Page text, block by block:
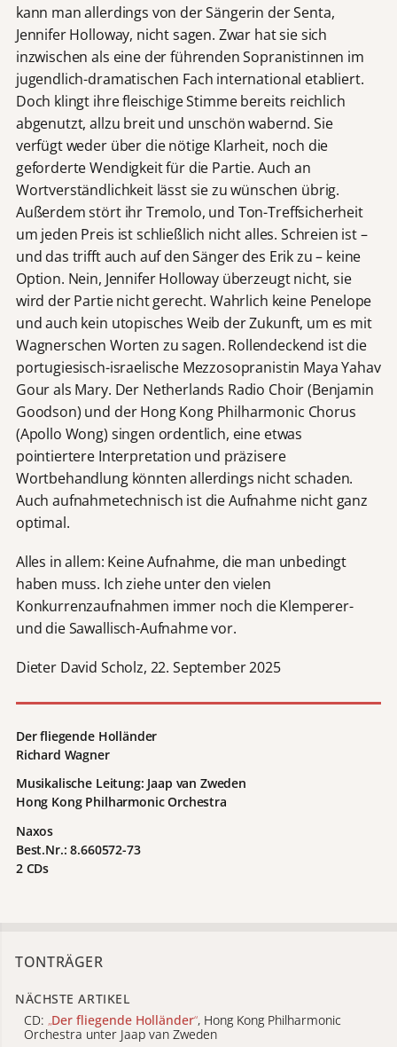
kann man allerdings von der Sängerin der Senta,
Jennifer Holloway, nicht sagen. Zwar hat sie sich
inzwischen als eine der führenden Sopranistinnen im
jugendlich-dramatischen Fach international etabliert.
Doch klingt ihre fleischige Stimme bereits reichlich
abgenutzt, allzu breit und unschön wabernd. Sie
verfügt weder über die nötige Klarheit, noch die
geforderte Wendigkeit für die Partie. Auch an
Wortverständlichkeit lässt sie zu wünschen übrig.
Außerdem stört ihr Tremolo, und Ton-Treffsicherheit
um jeden Preis ist schließlich nicht alles. Schreien ist –
und das trifft auch auf den Sänger des Erik zu – keine
Option. Nein, Jennifer Holloway überzeugt nicht, sie
wird der Partie nicht gerecht. Wahrlich keine Penelope
und auch kein utopisches Weib der Zukunft, um es mit
Wagnerschen Worten zu sagen. Rollendeckend ist die
portugiesisch-israelische Mezzosopranistin Maya Yahav
Gour als Mary. Der Netherlands Radio Choir (Benjamin
Goodson) und der Hong Kong Philharmonic Chorus
(Apollo Wong) singen ordentlich, eine etwas
pointiertere Interpretation und präzisere
Wortbehandlung könnten allerdings nicht schaden.
Auch aufnahmetechnisch ist die Aufnahme nicht ganz
optimal.
Alles in allem: Keine Aufnahme, die man unbedingt
haben muss. Ich ziehe unter den vielen
Konkurrenzaufnahmen immer noch die Klemperer-
und die Sawallisch-Aufnahme vor.
Dieter David Scholz, 22. September 2025
Der fliegende Holländer
Richard Wagner
Musikalische Leitung: Jaap van Zweden
Hong Kong Philharmonic Orchestra
Naxos
Best.Nr.: 8.660572-73
2 CDs
TONTRÄGER
NÄCHSTE ARTIKEL
CD: „Der fliegende Holländer“, Hong Kong Philharmonic
Orchestra unter Jaap van Zweden